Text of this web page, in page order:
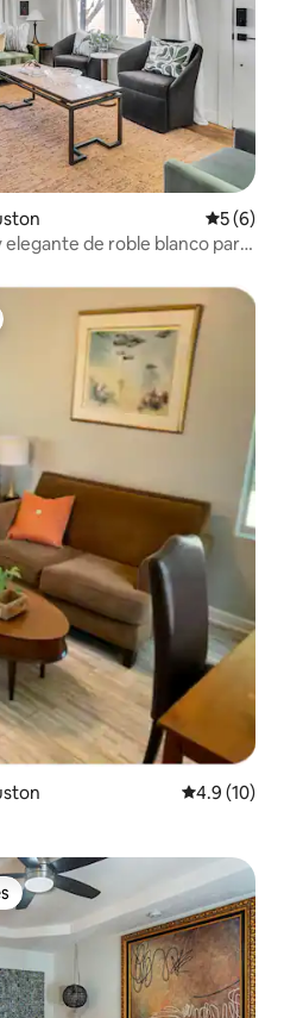
5 (6)
de roble blanco para
Calificación
4.9 (10)